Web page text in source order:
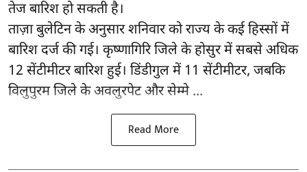
तेज बारिश हो सकती है।
ताज़ा बुलेटिन के अनुसार शनिवार को राज्य के कई हिस्सों में
बारिश दर्ज की गई। कृष्णागिरि जिले के होसुर में सबसे अधिक
12 सेंटीमीटर बारिश हुई। डिंडीगुल में 11 सेंटीमीटर, जबकि
विलुपुरम जिले के अवलुरपेट और सेम्मे ...
Read More